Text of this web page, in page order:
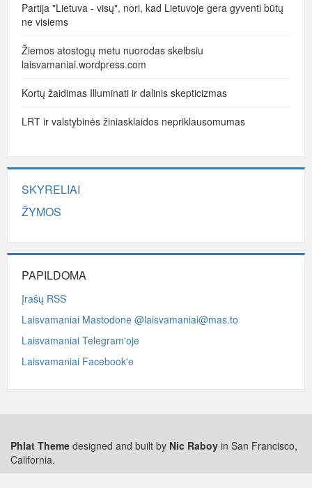
Partija "Lietuva - visų", nori, kad Lietuvoje gera gyventi būtų
ne visiems
Žiemos atostogų metu nuorodas skelbsiu
laisvamaniai.wordpress.com
Kortų žaidimas Illuminati ir dalinis skepticizmas
LRT ir valstybinės žiniasklaidos nepriklausomumas
SKYRELIAI
ŽYMOS
PAPILDOMA
Įrašų RSS
Laisvamaniai Mastodone @laisvamaniai@mas.to
Laisvamaniai Telegram'oje
Laisvamaniai Facebook'e
Phlat Theme designed and built by Nic Raboy in San Francisco,
California.